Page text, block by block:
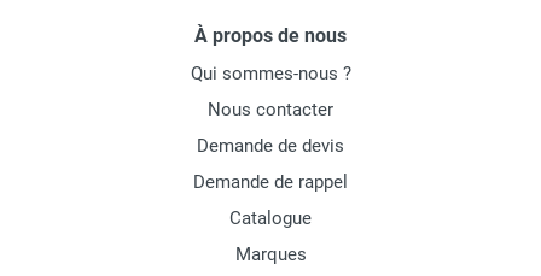
À propos de nous
Qui sommes-nous ?
Nous contacter
Demande de devis
Demande de rappel
Catalogue
Marques